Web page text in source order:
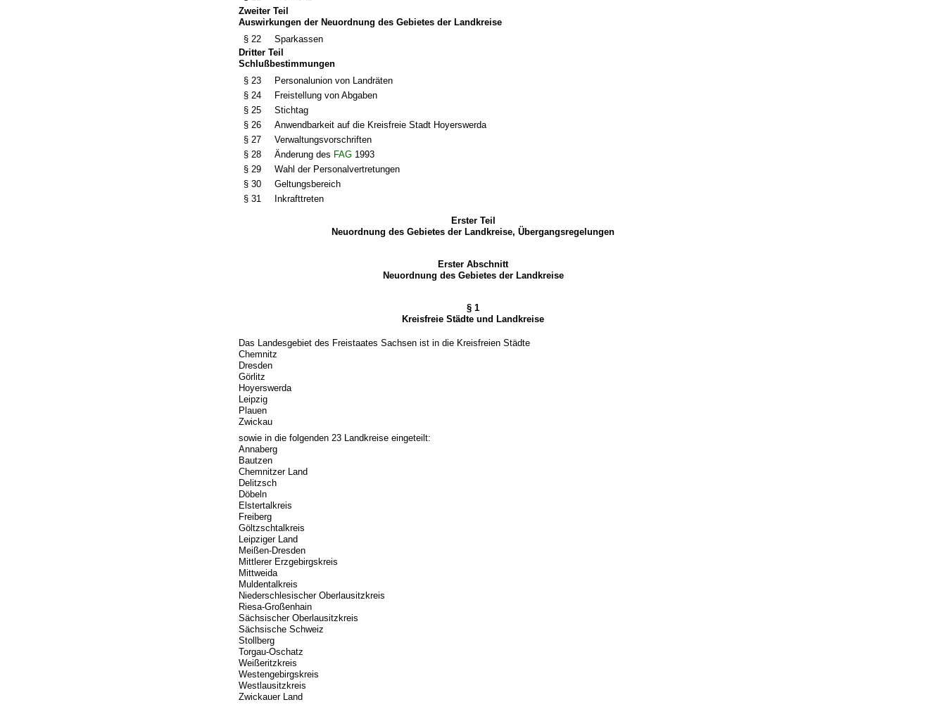
Zweiter Teil
Auswirkungen der Neuordnung des Gebietes der Landkreise
§ 22
Sparkassen
Dritter Teil
Schlußbestimmungen
§ 23
Personalunion von Landräten
§ 24
Freistellung von Abgaben
§ 25
Stichtag
§ 26
Anwendbarkeit auf die Kreisfreie Stadt Hoyerswerda
§ 27
Verwaltungsvorschriften
§ 28
Änderung des FAG 1993
§ 29
Wahl der Personalvertretungen
§ 30
Geltungsbereich
§ 31
Inkrafttreten
Erster Teil
Neuordnung des Gebietes der Landkreise, Übergangsregelungen
Erster Abschnitt
Neuordnung des Gebietes der Landkreise
§ 1
Kreisfreie Städte und Landkreise
Das Landesgebiet des Freistaates Sachsen ist in die Kreisfreien Städte
Chemnitz
Dresden
Görlitz
Hoyerswerda
Leipzig
Plauen
Zwickau
sowie in die folgenden 23 Landkreise eingeteilt:
Annaberg
Bautzen
Chemnitzer Land
Delitzsch
Döbeln
Elstertalkreis
Freiberg
Göltzschtalkreis
Leipziger Land
Meißen-Dresden
Mittlerer Erzgebirgskreis
Mittweida
Muldentalkreis
Niederschlesischer Oberlausitzkreis
Riesa-Großenhain
Sächsischer Oberlausitzkreis
Sächsische Schweiz
Stollberg
Torgau-Oschatz
Weißeritzkreis
Westengebirgskreis
Westlausitzkreis
Zwickauer Land